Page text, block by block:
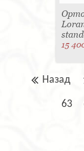
15
Назад
63